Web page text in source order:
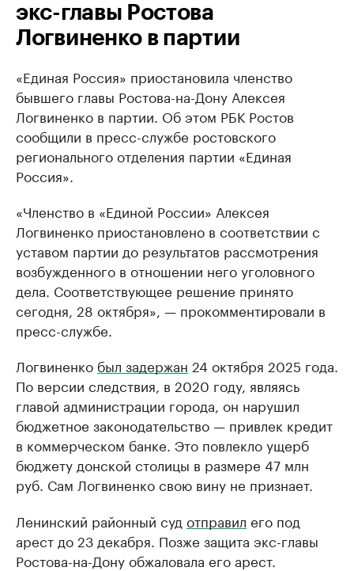
экс-главы Ростова
Логвиненко в партии
«Единая Россия» приостановила членство
бывшего главы Ростова-на-Дону Алексея
Логвиненко в партии. Об этом РБК Ростов
сообщили в пресс-службе ростовского
регионального отделения партии «Единая
Россия».
«Членство в «Единой России» Алексея
Логвиненко приостановлено в соответствии с
уставом партии до результатов рассмотрения
возбужденного в отношении него уголовного
дела. Соответствующее решение принято
сегодня, 28 октября», — прокомментировали в
пресс-службе.
Логвиненко был задержан 24 октября 2025 года.
По версии следствия, в 2020 году, являясь
главой администрации города, он нарушил
бюджетное законодательство — привлек кредит
в коммерческом банке. Это повлекло ущерб
бюджету донской столицы в размере 47 млн
руб. Сам Логвиненко свою вину не признает.
Ленинский районный суд отправил его под
арест до 23 декабря. Позже защита экс-главы
Ростова-на-Дону обжаловала его арест.